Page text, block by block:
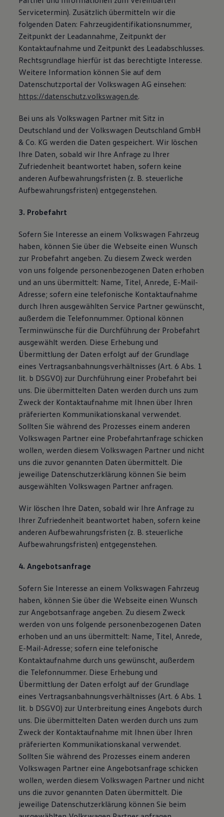
Servicetermin). Zusätzlich übermitteln wir die
folgenden Daten: Fahrzeugidentifikationsnummer,
Zeitpunkt der Leadannahme, Zeitpunkt der
Kontaktaufnahme und Zeitpunkt des Leadabschlusses.
Rechtsgrundlage hierfür ist das berechtigte Interesse.
Weitere Information können Sie auf dem
Datenschutzportal der Volkswagen AG einsehen:
https://datenschutz.volkswagen.de.
Bei uns als Volkswagen Partner mit Sitz in
Deutschland und der Volkswagen Deutschland GmbH
& Co. KG werden die Daten gespeichert. Wir löschen
Ihre Daten, sobald wir Ihre Anfrage zu Ihrer
Zufriedenheit beantwortet haben, sofern keine
anderen Aufbewahrungsfristen (z. B. steuerliche
Aufbewahrungsfristen) entgegenstehen.
3. Probefahrt
Sofern Sie Interesse an einem Volkswagen Fahrzeug
haben, können Sie über die Webseite einen Wunsch
zur Probefahrt angeben. Zu diesem Zweck werden
von uns folgende personenbezogenen Daten erhoben
und an uns übermittelt: Name, Titel, Anrede, E-Mail-
Adresse; sofern eine telefonische Kontaktaufnahme
durch Ihren ausgewählten Service Partner gewünscht,
außerdem die Telefonnummer. Optional können
Terminwünsche für die Durchführung der Probefahrt
ausgewählt werden. Diese Erhebung und
Übermittlung der Daten erfolgt auf der Grundlage
eines Vertragsanbahnungsverhältnisses (Art. 6 Abs. 1
lit. b DSGVO) zur Durchführung einer Probefahrt bei
uns. Die übermittelten Daten werden durch uns zum
Zweck der Kontaktaufnahme mit Ihnen über Ihren
präferierten Kommunikationskanal verwendet.
Sollten Sie während des Prozesses einem anderen
Volkswagen Partner eine Probefahrtanfrage schicken
wollen, werden diesem Volkswagen Partner und nicht
uns die zuvor genannten Daten übermittelt. Die
jeweilige Datenschutzerklärung können Sie beim
ausgewählten Volkswagen Partner anfragen.
Wir löschen Ihre Daten, sobald wir Ihre Anfrage zu
Ihrer Zufriedenheit beantwortet haben, sofern keine
anderen Aufbewahrungsfristen (z. B. steuerliche
Aufbewahrungsfristen) entgegenstehen.
4. Angebotsanfrage
Sofern Sie Interesse an einem Volkswagen Fahrzeug
haben, können Sie über die Webseite einen Wunsch
zur Angebotsanfrage angeben. Zu diesem Zweck
werden von uns folgende personenbezogenen Daten
erhoben und an uns übermittelt: Name, Titel, Anrede,
E-Mail-Adresse; sofern eine telefonische
Kontaktaufnahme durch uns gewünscht, außerdem
die Telefonnummer. Diese Erhebung und
Übermittlung der Daten erfolgt auf der Grundlage
eines Vertragsanbahnungsverhältnisses (Art. 6 Abs. 1
lit. b DSGVO) zur Unterbreitung eines Angebots durch
uns. Die übermittelten Daten werden durch uns zum
Zweck der Kontaktaufnahme mit Ihnen über Ihren
präferierten Kommunikationskanal verwendet.
Sollten Sie während des Prozesses einem anderen
Volkswagen Partner eine Angebotsanfrage schicken
wollen, werden diesem Volkswagen Partner und nicht
uns die zuvor genannten Daten übermittelt. Die
jeweilige Datenschutzerklärung können Sie beim